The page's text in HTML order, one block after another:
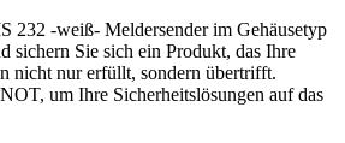
232 -weiß- Meldersender im Gehäusetyp
Sie sich ein Produkt, das Ihre
nicht nur erfüllt, sondern übertrifft.
um Ihre Sicherheitslösungen auf das